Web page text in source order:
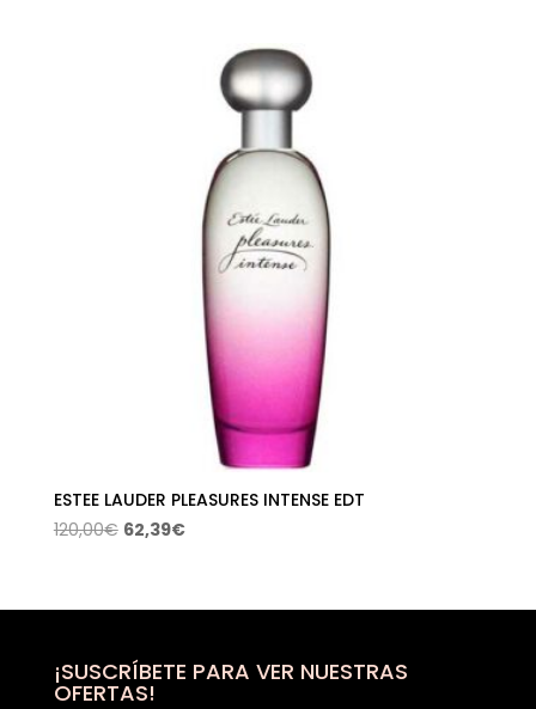
desde
36,30€
hasta
72,55€
ESTEE LAUDER PLEASURES INTENSE EDT
120,00€ El
era:
62,39€El
es:
¡SUSCRÍBETE PARA VER NUESTRAS
OFERTAS!